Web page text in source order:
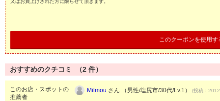
又はお買上げされた方に限らせて頂きます。
このクーポンを使用す
おすすめのクチコミ （2 件）
このお店・スポットの
推薦者
Milmou さん （男性/塩尻市/30代/Lv.1） (投稿：